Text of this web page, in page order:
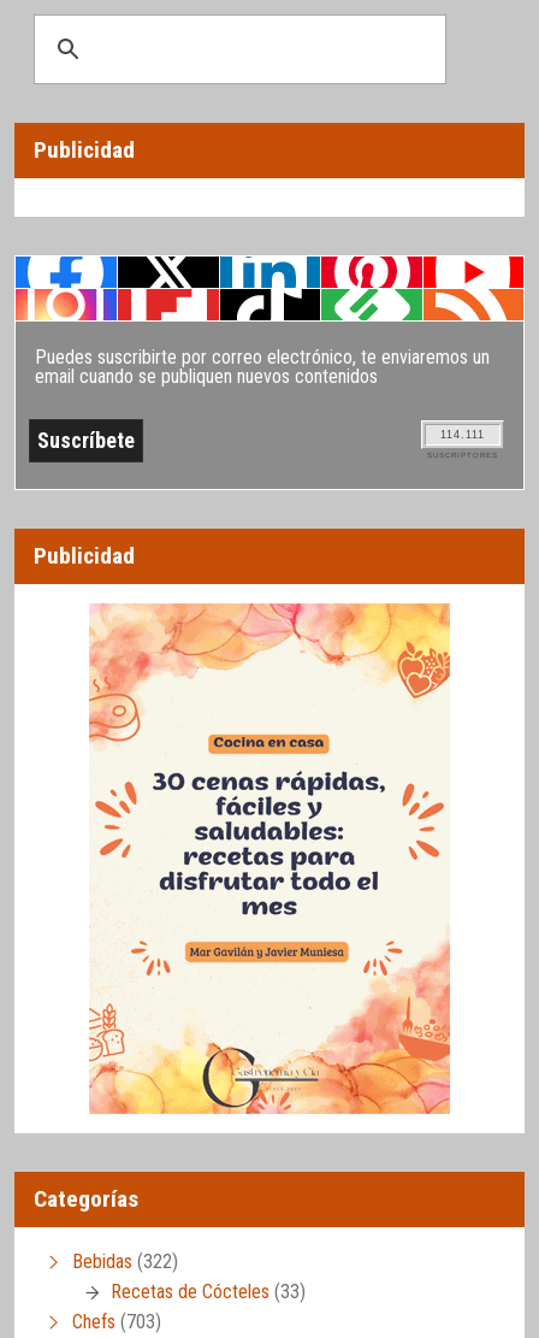
Publicidad
Puedes suscribirte por correo electrónico, te enviaremos un
email cuando se publiquen nuevos contenidos
114.111
SUSCRIPTORES
Publicidad
Categorías
Bebidas (322)
Recetas de Cócteles (33)
Chefs (703)